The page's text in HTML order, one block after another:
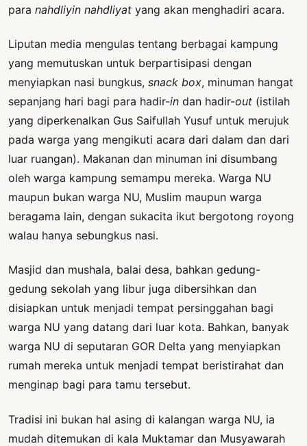
para nahdliyin nahdliyat yang akan menghadiri acara.
Liputan media mengulas tentang berbagai kampung
yang memutuskan untuk berpartisipasi dengan
menyiapkan nasi bungkus, snack box, minuman hangat
sepanjang hari bagi para hadir-in dan hadir-out (istilah
yang diperkenalkan Gus Saifullah Yusuf untuk merujuk
pada warga yang mengikuti acara dari dalam dan dari
luar ruangan). Makanan dan minuman ini disumbang
oleh warga kampung semampu mereka. Warga NU
maupun bukan warga NU, Muslim maupun warga
beragama lain, dengan sukacita ikut bergotong royong
walau hanya sebungkus nasi.
Masjid dan mushala, balai desa, bahkan gedung-
gedung sekolah yang libur juga dibersihkan dan
disiapkan untuk menjadi tempat persinggahan bagi
warga NU yang datang dari luar kota. Bahkan, banyak
warga NU di seputaran GOR Delta yang menyiapkan
rumah mereka untuk menjadi tempat beristirahat dan
menginap bagi para tamu tersebut.
Tradisi ini bukan hal asing di kalangan warga NU, ia
mudah ditemukan di kala Muktamar dan Musyawarah